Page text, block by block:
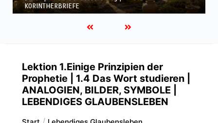
KORINTHERBRIEFE
Lektion 1.Einige Prinzipien der
Prophetie | 1.4 Das Wort studieren |
ANALOGIEN, BILDER, SYMBOLE |
LEBENDIGES GLAUBENSLEBEN